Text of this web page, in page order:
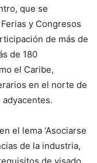
que se
y Congresos
de más de
de 180
el Caribe,
en el norte de
el lema ‘Asociarse
de la industria,